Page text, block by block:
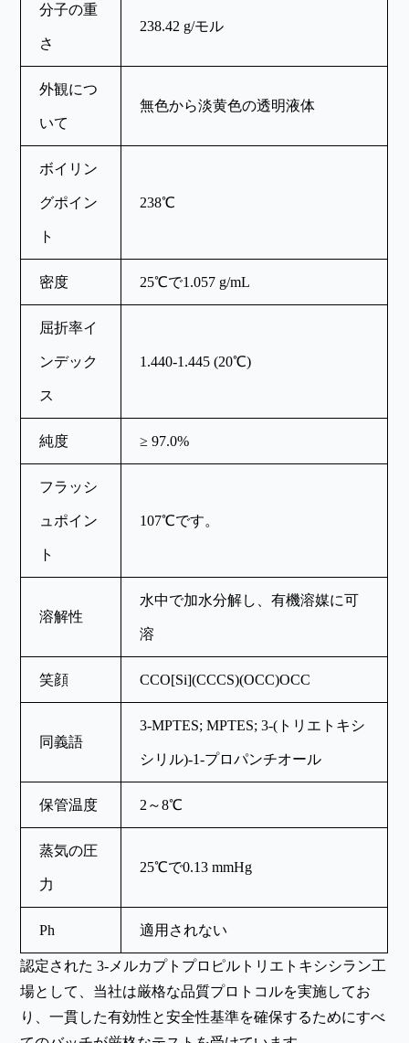
分子の重
さ
238.42 g/モル
外観につ
いて
無色から淡黄色の透明液体
ボイリン
グポイン
ト
238℃
密度 25℃で1.057 g/mL
屈折率イ
ンデック
ス
1.440-1.445 (20℃)
純度 ≥ 97.0%
フラッシ
ュポイン
ト
107℃です。
溶解性
水中で加水分解し、有機溶媒に可
溶
笑顔 CCO[Si](CCCS)(OCC)OCC
同義語
3-MPTES; MPTES; 3-(トリエトキシ
シリル)-1-プロパンチオール
保管温度 2～8℃
蒸気の圧
力
25℃で0.13 mmHg
Ph 適用されない
認定された 3-メルカプトプロピルトリエトキシシラン工
場として、当社は厳格な品質プロトコルを実施してお
り、一貫した有効性と安全性基準を確保するためにすべ